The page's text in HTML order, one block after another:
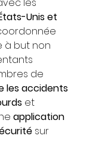
Unis et
à but non
de
les accidents
et
application
sur